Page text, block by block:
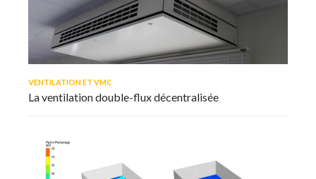
VENTILATION ET VMC
La ventilation double-flux décentralisée